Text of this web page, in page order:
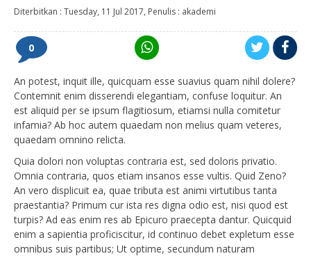
Diterbitkan : Tuesday, 11 Jul 2017, Penulis : akademi
0
An potest, inquit ille, quicquam esse suavius quam nihil dolere?
Contemnit enim disserendi elegantiam, confuse loquitur. An
est aliquid per se ipsum flagitiosum, etiamsi nulla comitetur
infamia? Ab hoc autem quaedam non melius quam veteres,
quaedam omnino relicta.
Quia dolori non voluptas contraria est, sed doloris privatio.
Omnia contraria, quos etiam insanos esse vultis. Quid Zeno?
An vero displicuit ea, quae tributa est animi virtutibus tanta
praestantia? Primum cur ista res digna odio est, nisi quod est
turpis? Ad eas enim res ab Epicuro praecepta dantur. Quicquid
enim a sapientia proficiscitur, id continuo debet expletum esse
omnibus suis partibus; Ut optime, secundum naturam